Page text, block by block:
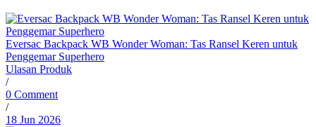
Eversac Backpack WB Wonder Woman: Tas Ransel Keren untuk
Penggemar Superhero
Ulasan Produk
/
0 Comment
/
18 Jun 2026